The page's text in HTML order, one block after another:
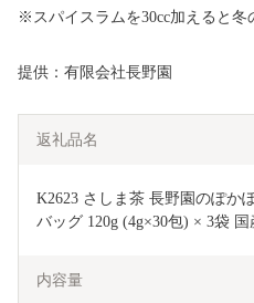
※スパイスラムを30cc加えると
提供：有限会社長野園
返礼品名
K2623 さしま茶 長野園のぽか
バッグ 120g (4g×30包) × 3袋 国
内容量